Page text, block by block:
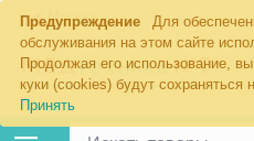
Предупреждение
Для
обслуживания на этом сайте
Продолжая его использование,
куки (cookies) будут
Принять
Москва